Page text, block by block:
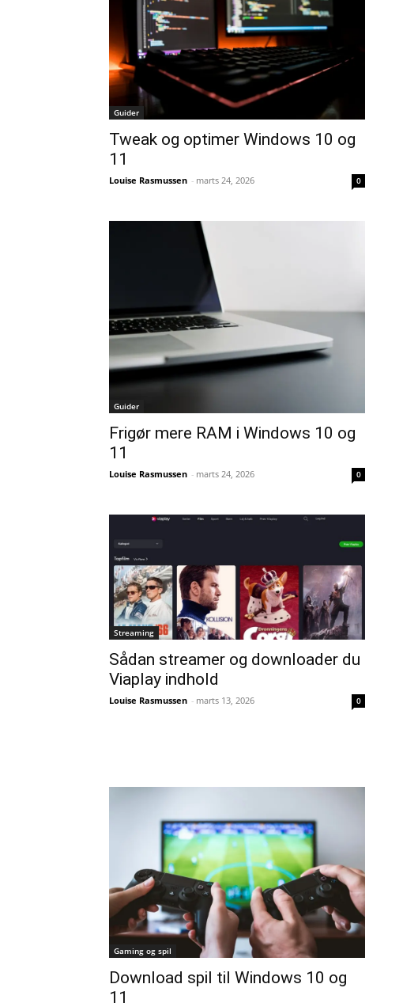
Guider
Tweak og optimer Windows 10 og
11
Louise Rasmussen - marts 24, 2026 0
Guider
Frigør mere RAM i Windows 10 og
11
Louise Rasmussen - marts 24, 2026 0
Streaming
Sådan streamer og downloader du
Viaplay indhold
Louise Rasmussen - marts 13, 2026 0
Gaming og spil
Download spil til Windows 10 og
11